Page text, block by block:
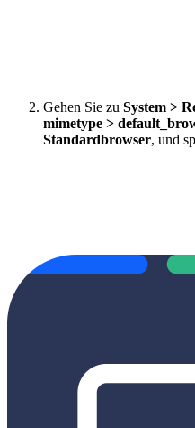
Gehen Sie zu System >
mimetype >
Standardbrowser, und